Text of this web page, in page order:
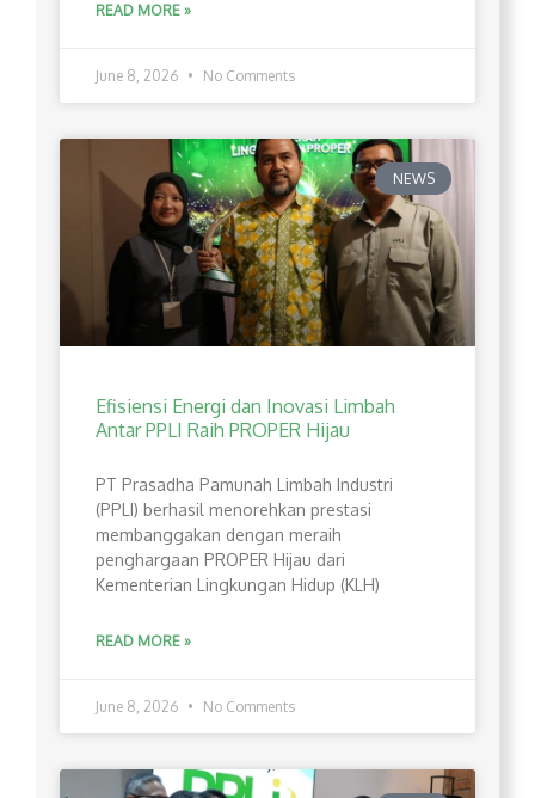
READ MORE »
June 8, 2026 No Comments
NEWS
Efisiensi Energi dan Inovasi Limbah
Antar PPLI Raih PROPER Hijau
PT Prasadha Pamunah Limbah Industri
(PPLI) berhasil menorehkan prestasi
membanggakan dengan meraih
penghargaan PROPER Hijau dari
Kementerian Lingkungan Hidup (KLH)
READ MORE »
June 8, 2026 No Comments